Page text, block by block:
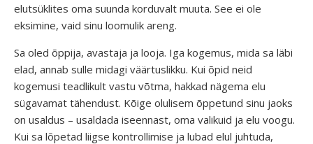
elutsüklites oma suunda korduvalt muuta. See ei ole
eksimine, vaid sinu loomulik areng.
Sa oled õppija, avastaja ja looja. Iga kogemus, mida sa läbi
elad, annab sulle midagi väärtuslikku. Kui õpid neid
kogemusi teadlikult vastu võtma, hakkad nägema elu
sügavamat tähendust. Kõige olulisem õppetund sinu jaoks
on usaldus – usaldada iseennast, oma valikuid ja elu voogu.
Kui sa lõpetad liigse kontrollimise ja lubad elul juhtuda,